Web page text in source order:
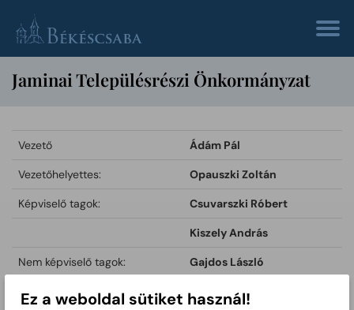
Jaminai Településrészi Önkormányzat
Vezető Ádám Pál
Vezetőhelyettes: Opauszki Zoltán
Képviselő tagok: Csuvarszki Róbert
Kiszely András
Nem képviselő tagok: Gajdos László
Kovács Pál
Ez a weboldal sütiket használ!